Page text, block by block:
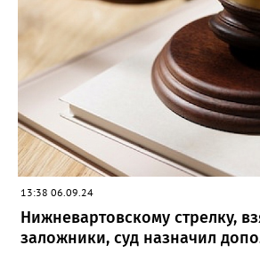
декабря 2001 года 22 летний
квартире по улице Менделеева вместе со
знакомым. Произошла ссора и мужчина
множественные удары руками и
голову. От полученных травм он
испугался и выбросил тело в Обь.
обвинительным заключением направлено
рассмотрения. Вартовчанину грозит до
лишения свободы.
13:38 06.09.24
Нижневартовскому стрелку,
заложники, суд назначил